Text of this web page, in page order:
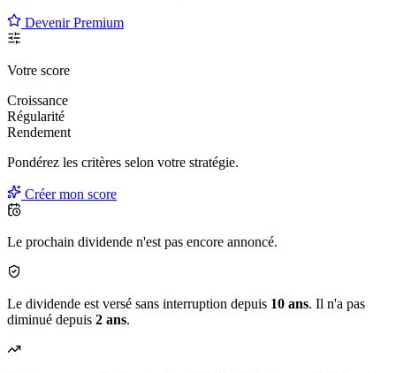
Devenir Premium
Votre score
Croissance
Régularité
Rendement
Pondérez les critères selon votre stratégie.
Créer mon score
Le prochain dividende n'est pas encore annoncé.
Le dividende est versé sans interruption depuis 10 ans. Il n'a pas
diminué depuis 2 ans.